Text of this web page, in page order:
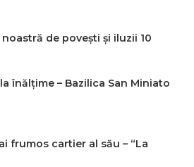
de povești și iluzii 10
înălțime – Bazilica San Miniato
frumos cartier al său – “La